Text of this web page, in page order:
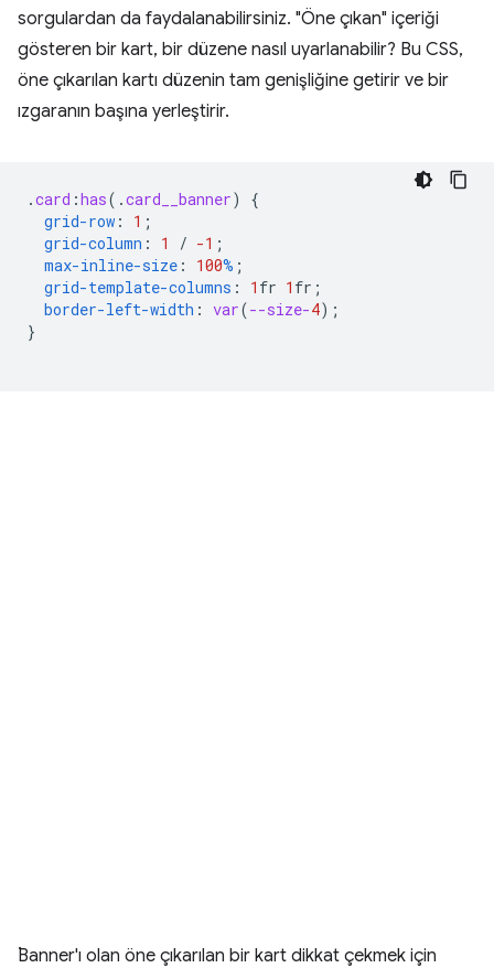
sorgulardan da faydalanabilirsiniz. "Öne çıkan" içeriği
gösteren bir kart, bir düzene nasıl uyarlanabilir? Bu CSS,
öne çıkarılan kartı düzenin tam genişliğine getirir ve bir
ızgaranın başına yerleştirir.
.card :has( .card__banner)
{
grid-row : 1 ;
grid-column : 1 / -1 ;
max-inline-size : 100% ;
grid-template-columns : 1 fr 1 fr ;
border-left-width : var(--size-4);
}
.
Banner'ı olan öne çıkarılan bir kart dikkat çekmek için